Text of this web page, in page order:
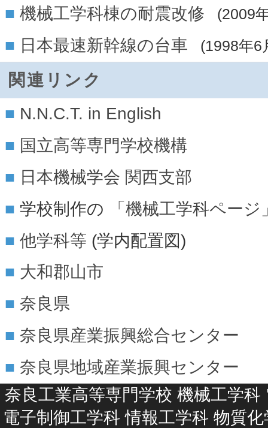
機械工学科棟の耐震改修
(2009
日本最速新幹線の台車 (1998年6
関連リンク
N.N.C.T. in English
国立高等専門学校機構
日本機械学会 関西支部
学校制作の
「機械工学科ページ
他学科等 (学内配置図)
大和郡山市
奈良県
奈良県産業振興総合センター
奈良県地域産業振興センター
奈良工業高等専門学校 機械工学科
電子制御工学科情報工学科 物質